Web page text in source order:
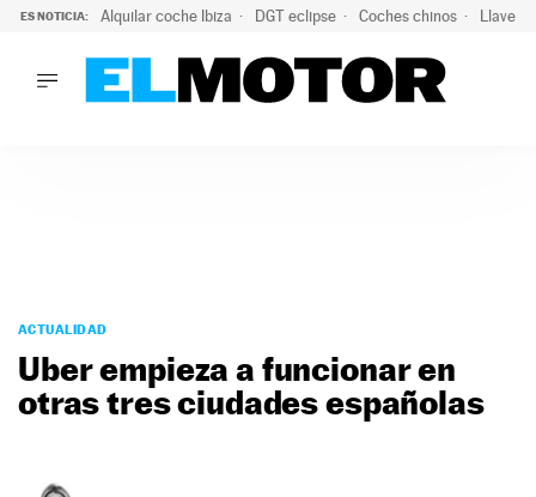
ES NOTICIA: Alquilar coche Ibiza DGT eclipse Coches chinos Llaves
PODCAST
TECNOLOGÍA
PREMIOS
ACTUALIDAD
Uber empieza a funcionar en
otras tres ciudades españolas